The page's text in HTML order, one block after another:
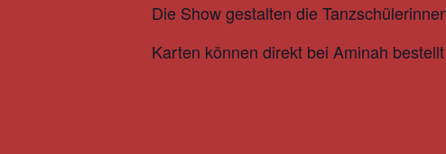
Die Show gestalten die
Karten können direkt bei Aminah